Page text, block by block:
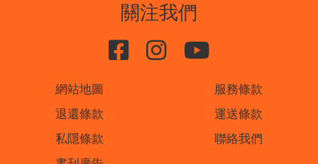
關注我們
網站地圖
服務條款
退還條款
運送條款
私隱條款
聯絡我們